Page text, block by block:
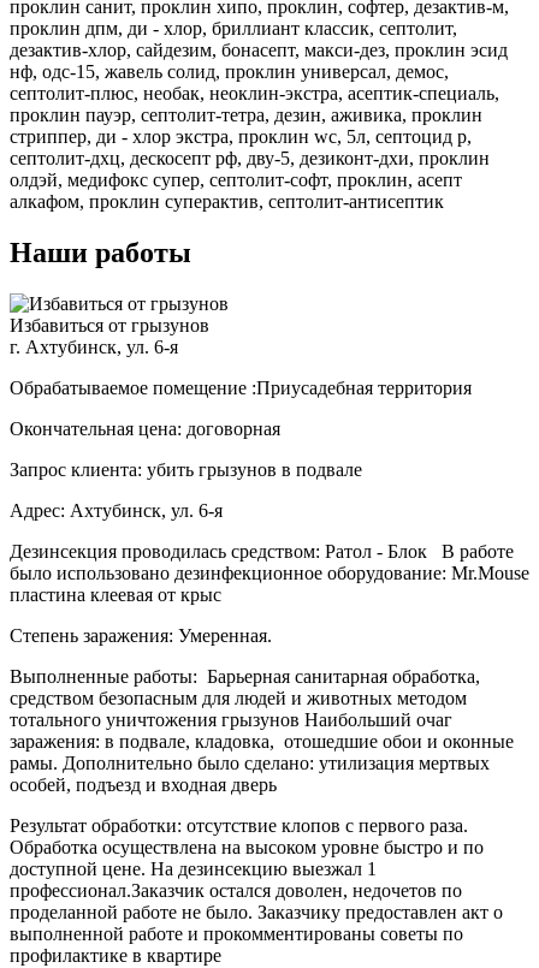
проклин санит, проклин хипо, проклин, софтер, дезактив-м,
проклин дпм, ди - хлор, бриллиант классик, септолит,
дезактив-хлор, сайдезим, бонасепт, макси-дез, проклин эсид
нф, одс-15, жавель солид, проклин универсал, демос,
септолит-плюс, необак, неоклин-экстра, асептик-специаль,
проклин пауэр, септолит-тетра, дезин, аживика, проклин
стриппер, ди - хлор экстра, проклин wc, 5л, септоцид р,
септолит-дхц, дескосепт рф, дву-5, дезиконт-дхи, проклин
олдэй, медифокс супер, септолит-софт, проклин, асепт
алкафом, проклин суперактив, септолит-антисептик
Наши работы
Избавиться от грызунов
г. Ахтубинск, ул. 6-я
Обрабатываемое помещение :Приусадебная территория
Окончательная цена: договорная
Запрос клиента: убить грызунов в подвале
Адрес: Ахтубинск, ул. 6-я
Дезинсекция проводилась средством: Ратол - Блок В работе
было использовано дезинфекционное оборудование: Mr.Mouse
пластина клеевая от крыс
Степень заражения: Умеренная.
Выполненные работы: Барьерная санитарная обработка,
средством безопасным для людей и животных методом
тотального уничтожения грызунов Наибольший очаг
заражения: в подвале, кладовка, отошедшие обои и оконные
рамы. Дополнительно было сделано: утилизация мертвых
особей, подъезд и входная дверь
Результат обработки: отсутствие клопов с первого раза.
Обработка осуществлена на высоком уровне быстро и по
доступной цене. На дезинсекцию выезжал 1
профессионал.Заказчик остался доволен, недочетов по
проделанной работе не было. Заказчику предоставлен акт о
выполненной работе и прокомментированы советы по
профилактике в квартире